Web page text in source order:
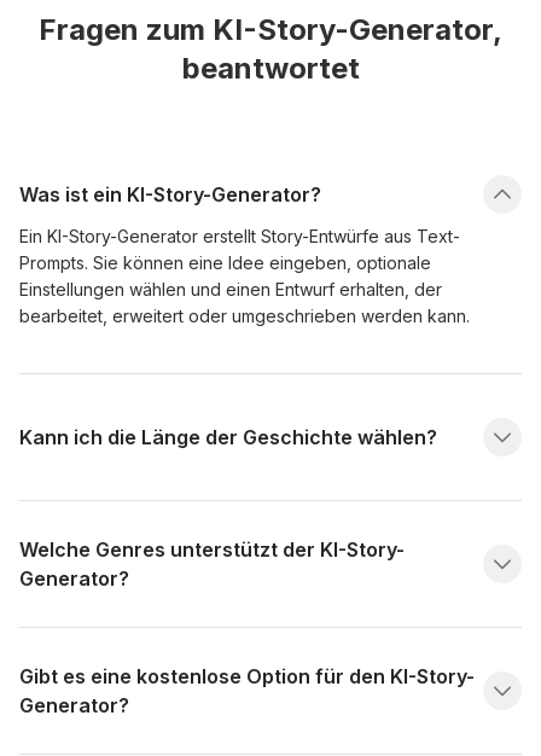
Fragen zum KI-Story-Generator,
beantwortet
Was ist ein KI-Story-Generator?
Ein KI-Story-Generator erstellt Story-Entwürfe aus Text-
Prompts. Sie können eine Idee eingeben, optionale
Einstellungen wählen und einen Entwurf erhalten, der
bearbeitet, erweitert oder umgeschrieben werden kann.
Kann ich die Länge der Geschichte wählen?
Welche Genres unterstützt der KI-Story-
Generator?
Gibt es eine kostenlose Option für den KI-Story-
Generator?